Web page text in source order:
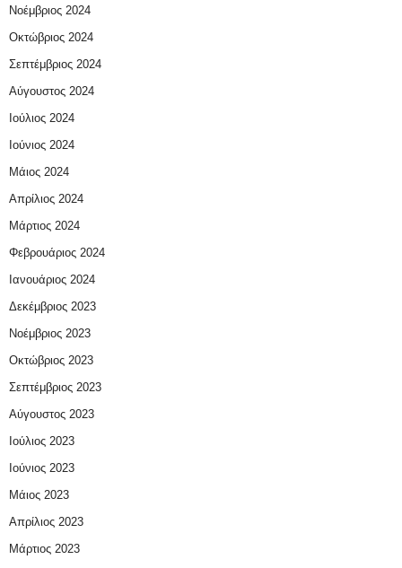
Νοέμβριος 2024
Οκτώβριος 2024
Σεπτέμβριος 2024
Αύγουστος 2024
Ιούλιος 2024
Ιούνιος 2024
Μάιος 2024
Απρίλιος 2024
Μάρτιος 2024
Φεβρουάριος 2024
Ιανουάριος 2024
Δεκέμβριος 2023
Νοέμβριος 2023
Οκτώβριος 2023
Σεπτέμβριος 2023
Αύγουστος 2023
Ιούλιος 2023
Ιούνιος 2023
Μάιος 2023
Απρίλιος 2023
Μάρτιος 2023